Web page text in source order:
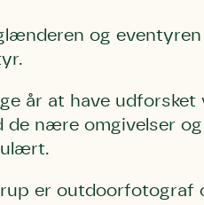
og
år at have
de nære omgivelser
er outdoorfotograf